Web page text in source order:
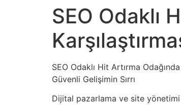
SEO Odaklı
SEO Odaklı Hit Artırma
Güvenli Gelişimin Sırrı
Dijital pazarlama ve site